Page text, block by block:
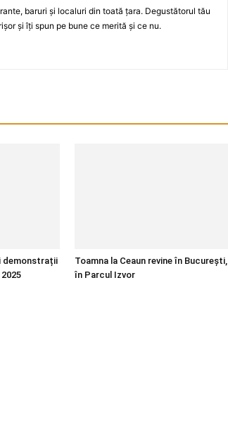
baruri şi localuri din toată ţara. Degustătorul tău
şi îţi spun pe bune ce merită şi ce nu.
demonstrații
Toamna la Ceaun revine în București,
în Parcul Izvor